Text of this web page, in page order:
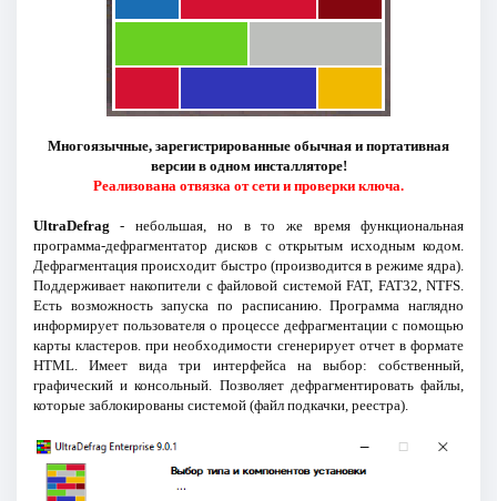
Многоязычные, зарегистрированные обычная и портативная
версии в одном инсталляторе!
Реализована отвязка от сети и проверки ключа.
UltraDefrag - небольшая, но в то же время функциональная
программа-дефрагментатор дисков с открытым исходным кодом.
Дефрагментация происходит быстро (производится в режиме ядра).
Поддерживает накопители с файловой системой FAT, FAT32, NTFS.
Есть возможность запуска по расписанию. Программа наглядно
информирует пользователя о процессе дефрагментации с помощью
карты кластеров. при необходимости сгенерирует отчет в формате
HTML. Имеет вида три интерфейса на выбор: собственный,
графический и консольный. Позволяет дефрагментировать файлы,
которые заблокированы системой (файл подкачки, реестра).